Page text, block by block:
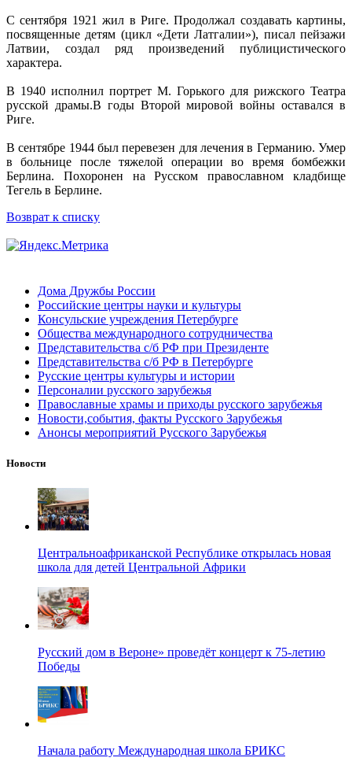
С сентября 1921 жил в Риге. Продолжал создавать картины,
посвященные детям (цикл «Дети Латгалии»), писал пейзажи
Латвии, создал ряд произведений публицистического
характера.
В 1940 исполнил портрет М. Горького для рижского Театра
русской драмы.В годы Второй мировой войны оставался в
Риге.
В сентябре 1944 был перевезен для лечения в Германию. Умер
в больнице после тяжелой операции во время бомбежки
Берлина. Похоронен на Русском православном кладбище
Тегель в Берлине.
Возврат к списку
Дома Дружбы России
Российские центры науки и культуры
Консульские учреждения Петербурге
Общества международного сотрудничества
Представительства с/б РФ при Президенте
Представительства с/б РФ в Петербурге
Русские центры культуры и истории
Персоналии русского зарубежья
Православные храмы и приходы русского зарубежья
Новости,события, факты Русского Зарубежья
Анонсы мероприятий Русского Зарубежья
Новости
Центральноафриканской Республике открылась новая
школа для детей Центральной Африки
Русский дом в Вероне» проведёт концерт к 75-летию
Победы
Начала работу Международная школа БРИКС